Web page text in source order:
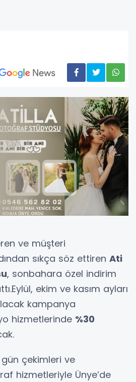
ve müşteri
sıkça söz ettiren Ati
, sonbahara özel indirim
ekim ve kasım ayları
kampanya
hizmetlerinde %30
çekimleri ve
hizmetleriyle Ünye’de